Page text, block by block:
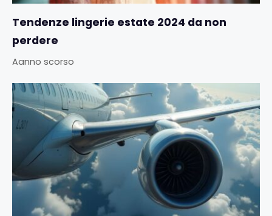
Tendenze lingerie estate 2024 da non
perdere
Aanno scorso